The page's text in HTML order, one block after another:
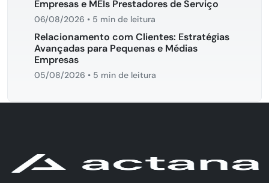
Empresas e MEIs Prestadores de Serviço
06/08/2026 • 5 min de leitura
Relacionamento com Clientes: Estratégias
Avançadas para Pequenas e Médias
Empresas
05/08/2026 • 5 min de leitura